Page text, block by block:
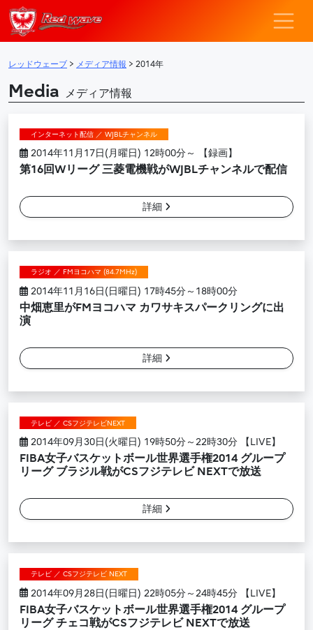
メインナビゲーション
レッドウェー
レッドウェーブ > メディア情報 > 2014年
Media メディア情報
インターネット配信 ／ WJBLチャンネル
2014年11月17日(月曜日) 12時00分～ 【録画】
第16回Wリーグ 三菱電機戦がWJBLチャンネルで配信
詳細
ラジオ ／ FMヨコハマ (84.7MHz)
2014年11月16日(日曜日) 17時45分～18時00分
中畑恵里がFMヨコハマ カワサキスパークリングに出
演
詳細
テレビ ／ CSフジテレビNEXT
2014年09月30日(火曜日) 19時50分～22時30分 【LIVE】
FIBA女子バスケットボール世界選手権2014 グループ
リーグ ブラジル戦がCSフジテレビ NEXTで放送
詳細
テレビ ／ CSフジテレビ NEXT
2014年09月28日(日曜日) 22時05分～24時45分 【LIVE】
FIBA女子バスケットボール世界選手権2014 グループ
リーグ チェコ戦がCSフジテレビ NEXTで放送